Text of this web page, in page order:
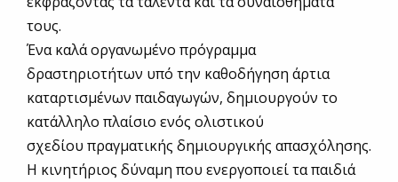
τους.
Ένα καλά οργανωμένο πρόγραμμα
δραστηριοτήτων υπό την καθοδήγηση άρτια
καταρτισμένων παιδαγωγών, δημιουργούν το
κατάλληλο πλαίσιο ενός ολιστικού
σχεδίου πραγματικής δημιουργικής απασχόλησης.
Η κινητήριος δύναμη που ενεργοποιεί τα παιδιά